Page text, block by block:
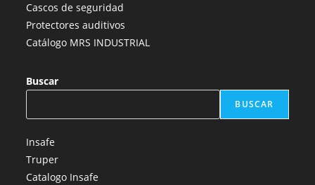
Cascos de seguridad
Protectores auditivos
Catálogo MRS INDUSTRIAL
Buscar
BUSCAR
Insafe
Truper
Catalogo Insafe